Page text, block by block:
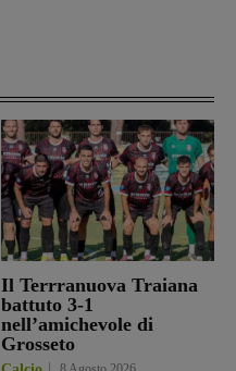
Il Terrranuova Traiana
battuto 3-1
nell’amichevole di
Grosseto